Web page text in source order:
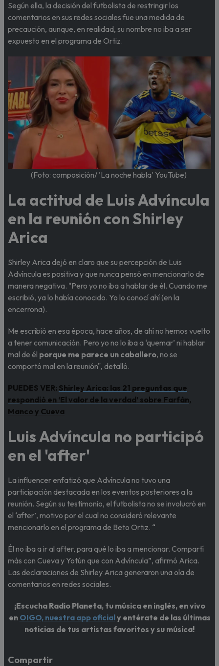
Según ella, la decisión del futbolista de restringir los
comentarios en sus redes sociales fue una medida de
precaución, aunque, en realidad, su nombre no iba a ser
expuesto en el programa de Ortiz.
(Foto: composición/ 'La noche habla' YouTube)
La actitud de Luis Advíncula
en la reunión con Shirley
Arica
Shirley Arica dejó en claro que su percepción de Luis
Advíncula es positiva y que nunca pensó en mencionarlo de
manera negativa. "Pero yo no iba a hablar de él. Cuando me
escribió, ya lo había conocido. Yo lo conocí ahí (en la
encerrona).
Me escribió en esa época, hace años, de ahí no hemos vuelto
a tener comunicación. Pero yo no lo iba a ‘quemar’ ni hablar
mal de él porque me parece un caballero, no se
comportó mal en la reunión", detalló.
PUEDES VER: Shirley Arica: las 21 preguntas que
respondió en ‘El valor de la verdad’ sobre Farfán,
Manco y Cueva
Luis Advíncula no participó
en el 'after'
La influencer enfatizó que Advíncula no tuvo una
participación destacada en los eventos posteriores a la
reunión. Según su testimonio, el futbolista no se involucró en
el ‘after’, motivo por el cual no consideró relevante
mencionarlo en el programa de Beto Ortiz. “
Él no iba a ir al after, para qué lo iba a mencionar. Compartí
más con Cueva y Yotún que con Advíncula”, afirmó Arica.
Las declaraciones de Shirley Arica generaron una ola de
comentarios en redes sociales.
¡Escucha Radio Planeta, tu música en inglés, en vivo
en OIGO, nuestra app oficialy entérate de las últimas
noticias de tus artistas favoritos y su música!
Compartir